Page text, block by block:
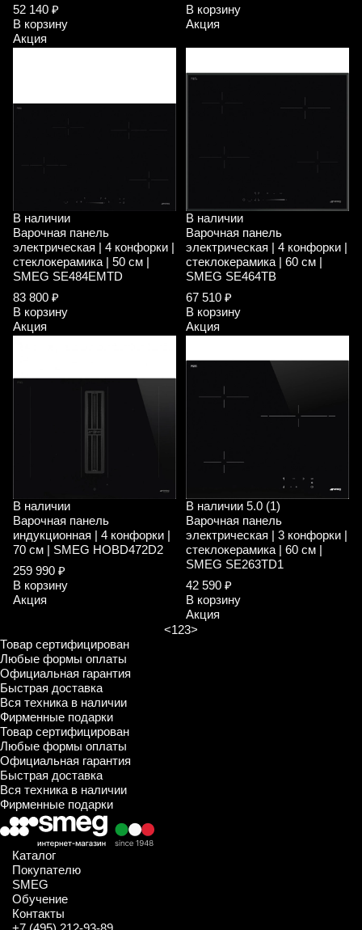
52 140 ₽
В корзину
Акция
В корзину
Акция
В наличии
Варочная панель
электрическая | 4 конфорки |
стеклокерамика | 50 см |
SMEG SE484EMTD
83 800 ₽
В корзину
Акция
В наличии
Варочная панель
электрическая | 4 конфорки |
стеклокерамика | 60 см |
SMEG SE464TB
67 510 ₽
В корзину
Акция
В наличии
Варочная панель
индукционная | 4 конфорки |
70 см | SMEG HOBD472D2
259 990 ₽
В корзину
Акция
В наличии 5.0 (1)
Варочная панель
электрическая | 3 конфорки |
стеклокерамика | 60 см |
SMEG SE263TD1
42 590 ₽
В корзину
Акция
<123>
Товар сертифицирован
Любые формы оплаты
Официальная гарантия
Быстрая доставка
Вся техника в наличии
Фирменные подарки
Товар сертифицирован
Любые формы оплаты
Официальная гарантия
Быстрая доставка
Вся техника в наличии
Фирменные подарки
Каталог
Покупателю
SMEG
Обучение
Контакты